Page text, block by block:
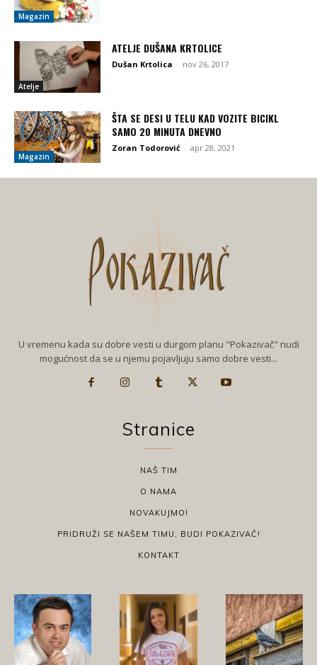
Magazin
Atelje
ATELJE DUŠANA KRTOLICE
Dušan Krtolica - nov 26, 2017
Magazin
ŠTA SE DESI U TELU KAD VOZITE BICIKL
SAMO 20 MINUTA DNEVNO
Zoran Todorović - apr 28, 2021
U vremenu kada su dobre vesti u durgom planu "Pokazivač" nudi
mogućnost da se u njemu pojavljuju samo dobre vesti...
Stranice
NAŠ TIM
O NAMA
NOVAKUJMO!
PRIDRUŽI SE NAŠEM TIMU, BUDI POKAZIVAČ!
KONTAKT